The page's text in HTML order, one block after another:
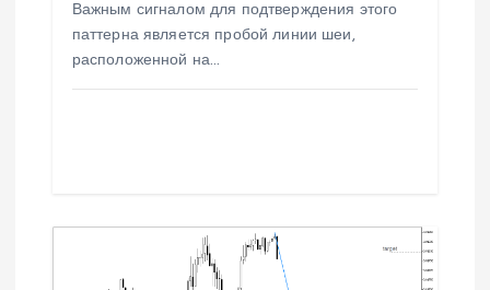
Важным сигналом для подтверждения этого
паттерна является пробой линии шеи,
расположенной на…